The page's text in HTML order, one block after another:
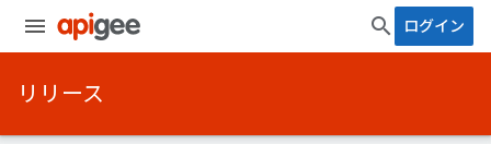
ログイン
リリース